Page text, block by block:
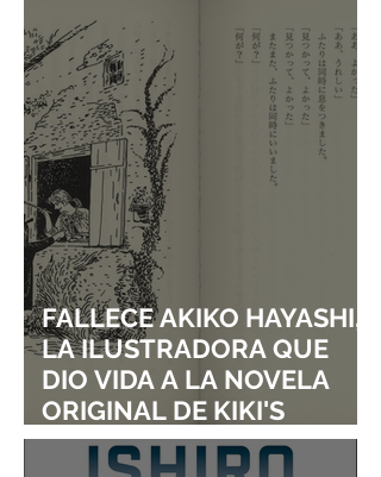
FALLECE AKIKO HAYASHI,
LA ILUSTRADORA QUE
DIO VIDA A LA NOVELA
ORIGINAL DE KIKI'S
DELIVERY SERVICE